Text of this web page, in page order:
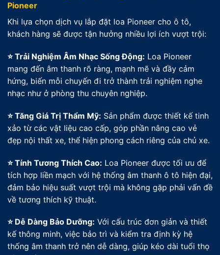
Pioneer
Khi lựa chọn dịch vụ lắp đặt loa Pioneer cho ô tô,
khách hàng sẽ được tận hưởng nhiều lợi ích vượt trội:
⭐ Trải Nghiệm Âm Nhạc Sống Động: Loa Pioneer
mang đến âm thanh rõ ràng, mạnh mẽ và đầy cảm
hứng, biến mỗi chuyến đi trở thành trải nghiệm nghe
nhạc như ở phòng thu chuyên nghiệp.
⭐ Tăng Giá Trị Thẩm Mỹ: Sản phẩm được thiết kế tinh
xảo từ các vật liệu cao cấp, góp phần nâng cao vẻ
đẹp nội thất xe, thể hiện phong cách riêng của chủ xe.
⭐ Tính Tương Thích Cao: Loa Pioneer được tối ưu để
tích hợp liền mạch với hệ thống âm thanh ô tô hiện đại,
đảm bảo hiệu suất vượt trội mà không gặp phải vấn đề
về tương thích kỹ thuật.
⭐ Dễ Dàng Bảo Dưỡng: Với cấu trúc đơn giản và thiết
kế thông minh, việc bảo trì và kiểm tra định kỳ hệ
thống âm thanh trở nên dễ dàng, giúp kéo dài tuổi thọ